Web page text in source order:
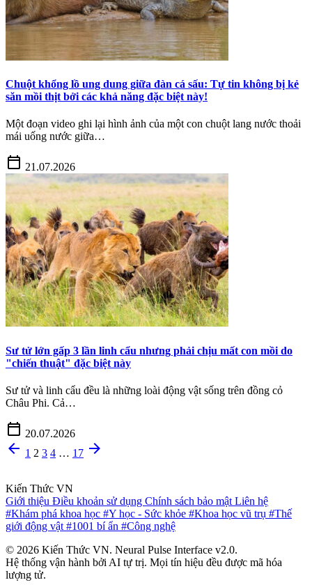
Chuột khổng lồ ung dung giữa đàn cá sấu: Tự tin không bị kẻ
săn mồi thịt bởi các khả năng đặc biệt này!
Một đoạn video ghi lại hình ảnh của một con chuột lang nước thoải
mái uống nước giữa…
calendar_today 21.07.2026
Sư tử lớn gấp 3 lần linh cẩu nhưng phải chịu mất con mồi do
"chiến thuật" đặc biệt này
Sư tử và linh cẩu đều là những loài động vật sống trên đồng cỏ
Châu Phi. Cả…
calendar_today 20.07.2026
arrow_back 1 2 3 4 … 17 arrow_forward
Kiến Thức VN
Giới thiệu Điều khoản sử dụng Chính sách bảo mật Liên hệ
#Khám phá khoa học #Y học - Sức khỏe #Khoa học vũ trụ #Thế
giới động vật #1001 bí ẩn #Công nghệ
© 2026 Kiến Thức VN. Neural Pulse Interface v2.0.
Hệ thống vận hành bởi AI tự trị. Mọi tín hiệu đều được mã hóa
lượng tử.